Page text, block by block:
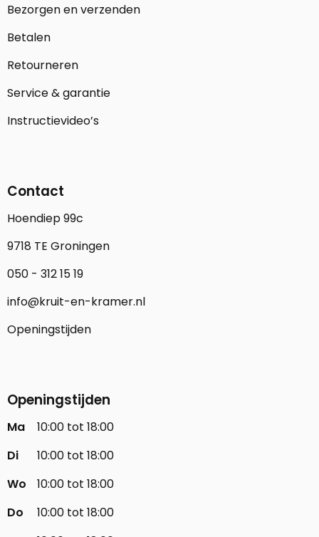
Bezorgen en verzenden
Betalen
Retourneren
Service & garantie
Instructievideo’s
Contact
Hoendiep 99c
9718 TE Groningen
050 - 312 15 19
info@kruit-en-kramer.nl
Openingstijden
Openingstijden
Ma
10:00 tot 18:00
Di
10:00 tot 18:00
Wo
10:00 tot 18:00
Do
10:00 tot 18:00